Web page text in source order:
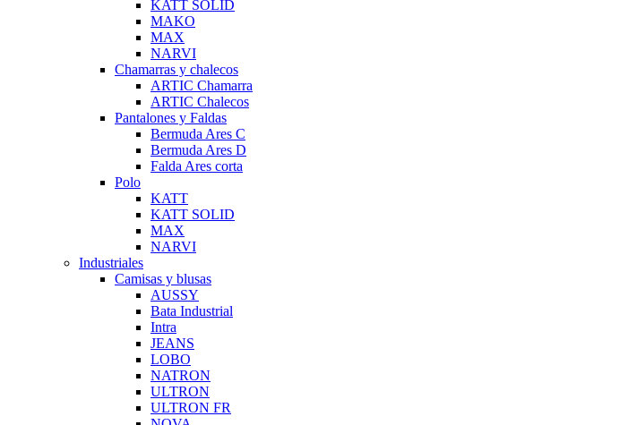
KATT SOLID
MAKO
MAX
NARVI
Chamarras y chalecos
ARTIC Chamarra
ARTIC Chalecos
Pantalones y Faldas
Bermuda Ares C
Bermuda Ares D
Falda Ares corta
Polo
KATT
KATT SOLID
MAX
NARVI
Industriales
Camisas y blusas
AUSSY
Bata Industrial
Intra
JEANS
LOBO
NATRON
ULTRON
ULTRON FR